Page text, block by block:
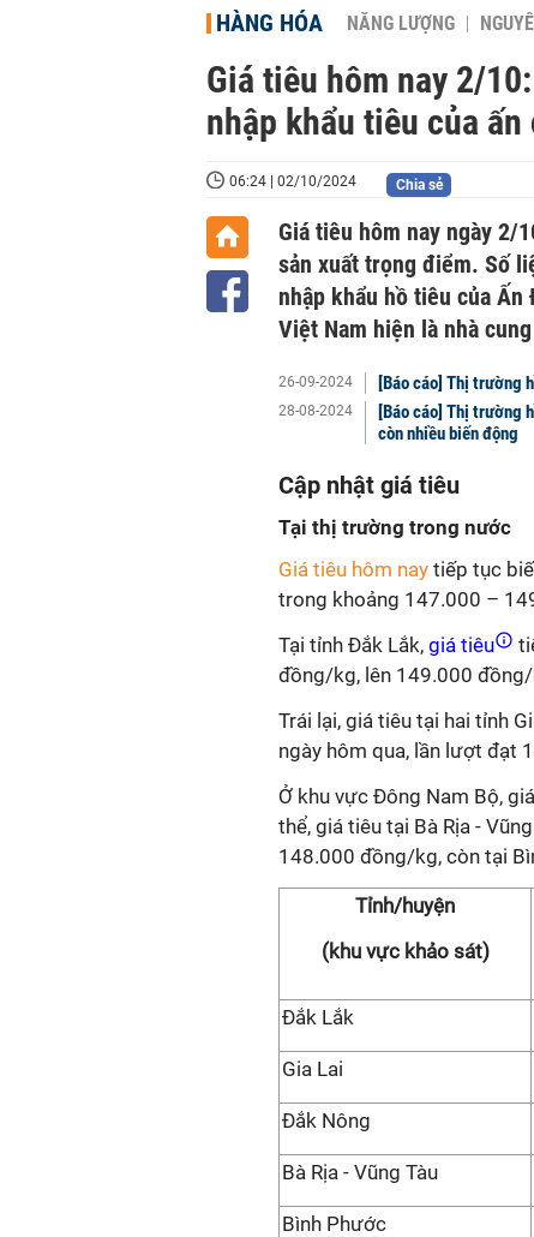
HÀNG HÓA NĂNG LƯỢNG
Giá tiêu hôm nay 2/
nhập khẩu tiêu của
06:24 | 02/10/2024 Chia sẻ
Giá tiêu hôm nay ngày 2/
sản xuất trọng điểm. Số
nhập khẩu hồ tiêu của
Việt Nam hiện là nhà
26-09-2024 [Báo cáo] Thị trường
28-08-2024
[Báo cáo] Thị trường
còn nhiều biến động
Cập nhật giá tiêu
Tại thị trường trong nước
Giá tiêu hôm nay tiếp tục
trong khoảng 147.000 –
Tại tỉnh Đắk Lắk, giá tiêu
đồng/kg, lên 149.000
Trái lại, giá tiêu tại hai tỉnh
ngày hôm qua, lần lượt đạt
Ở khu vực Đông Nam Bộ,
thể, giá tiêu tại Bà Rịa -
148.000 đồng/kg, còn tại
Tỉnh/huyện
(khu vực khảo sát)
Đắk Lắk
Gia Lai
Đắk Nông
Bà Rịa - Vũng Tàu
Bình Phước